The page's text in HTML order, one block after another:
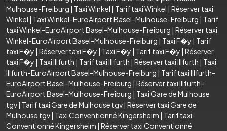
Mulhouse-Freiburg | Taxi Winkel | Tarif taxi Winkel | Réserver taxi
Winkel | Taxi Winkel-EuroAirport Basel-Mulhouse-Freiburg | Tarif
taxi Winkel-EuroAirport Basel-Mulhouse-Freiburg | Réserver taxi
Winkel-EuroAirport Basel-Mulhouse-Freiburg | Taxi F�y | Tarif
taxi F�y | Réserver taxi F�y | Taxi F�y | Tarif taxi F�y | Réserver
taxi F�y | Taxi Illfurth | Tarif taxi Illfurth | Réserver taxi Illfurth | Taxi
Illfurth-EuroAirport Basel-Mulhouse-Freiburg | Tarif taxi Illfurth-
EuroAirport Basel-Mulhouse-Freiburg | Réserver taxi Illfurth-
EuroAirport Basel-Mulhouse-Freiburg | Taxi Gare de Mulhouse
tgv| Tarif taxi Gare de Mulhouse tgv| Réserver taxi Gare de
Mulhouse tgv| Taxi Conventionné Kingersheim | Tarif taxi
Conventionné Kingersheim | Réserver taxi Conventionné